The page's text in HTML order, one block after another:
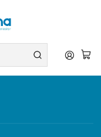
- Atención exclusiva
Y Mineral